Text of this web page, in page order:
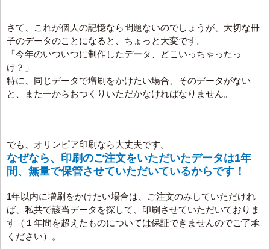
さて、これが個人の記憶なら問題ないのでしょうが、大切な冊
子のデータのことになると、ちょっと大変です。
「今年のいついつに制作したデータ、どこいっちゃったっ
け？」
特に、同じデータで増刷をかけたい場合、そのデータがない
と、また一からおつくりいただかなければなりません。
でも、オリンピア印刷なら大丈夫です。
なぜなら、印刷のご注文をいただいたデータは1年
間、無量で保管させていただいているからです！
1年以内に増刷をかけたい場合は、ご注文のみしていただけれ
ば、私共で該当データを探して、印刷させていただいておりま
す（１年間を超えたものについては保証できませんのでご了承
ください）。